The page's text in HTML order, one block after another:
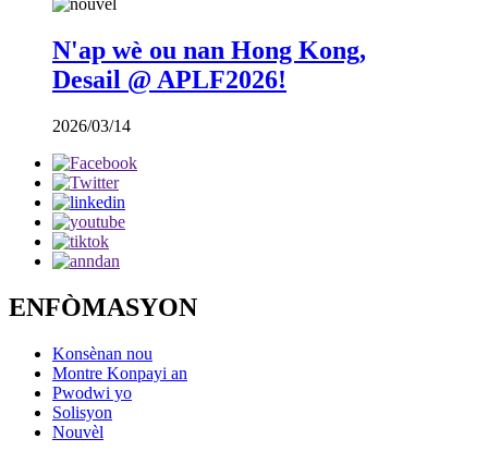
N'ap wè ou nan Hong Kong,
Desail @ APLF2026!
2026/03/14
ENFÒMASYON
Konsènan nou
Montre Konpayi an
Pwodwi yo
Solisyon
Nouvèl